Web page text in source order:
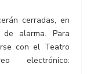
cerradas, en
alarma. Para
con el Teatro
electrónico: